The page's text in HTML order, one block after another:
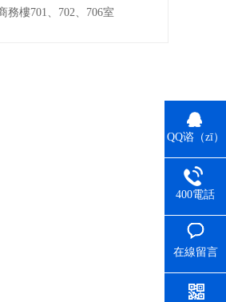
務樓701、702、706室
QQ谘（zī）
400電話
在線留言